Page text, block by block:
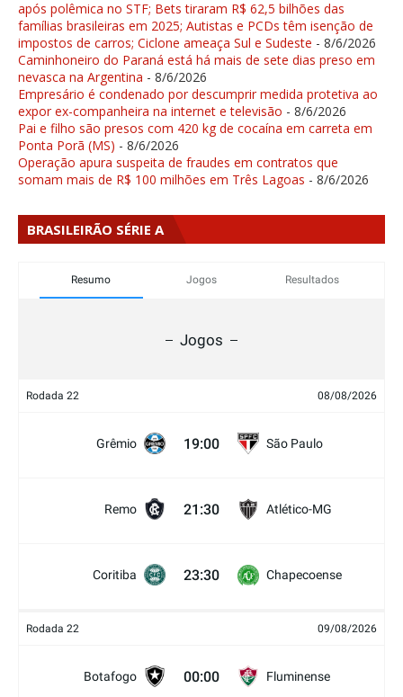
após polêmica no STF; Bets tiraram R$ 62,5 bilhões das
famílias brasileiras em 2025; Autistas e PCDs têm isenção de
impostos de carros; Ciclone ameaça Sul e Sudeste - 8/6/2026
Caminhoneiro do Paraná está há mais de sete dias preso em
nevasca na Argentina - 8/6/2026
Empresário é condenado por descumprir medida protetiva ao
expor ex-companheira na internet e televisão - 8/6/2026
Pai e filho são presos com 420 kg de cocaína em carreta em
Ponta Porã (MS) - 8/6/2026
Operação apura suspeita de fraudes em contratos que
somam mais de R$ 100 milhões em Três Lagoas - 8/6/2026
BRASILEIRÃO SÉRIE A
Resumo Jogos Resultados
Jogos
Rodada 22 08/08/2026
Grêmio 19:00 São Paulo
Remo 21:30 Atlético-MG
Coritiba 23:30 Chapecoense
Rodada 22 09/08/2026
Botafogo 00:00 Fluminense